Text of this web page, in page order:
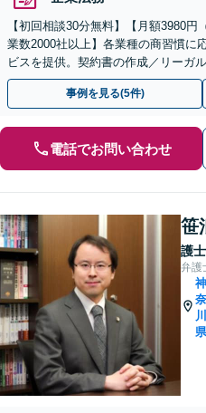
【初回相談30分無料】【月額3980
業数2000社以上】各業種の商習慣に
ビスを提供。契約書の作成／リーガ
的財産等、お任せください【他士業
事例を見る(5件)
電話でお問い合わせ
笹
護士
弁護
神
奈
川
県